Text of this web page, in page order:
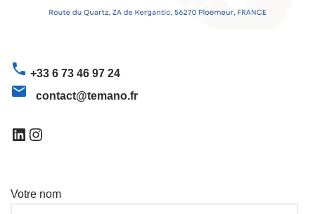
phone +33 6 73 46 97 24
email contact@temano.fr
Votre nom